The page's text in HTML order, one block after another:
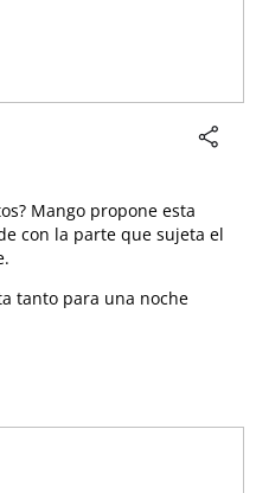
Mango propone esta
con la parte que sujeta el
tanto para una noche